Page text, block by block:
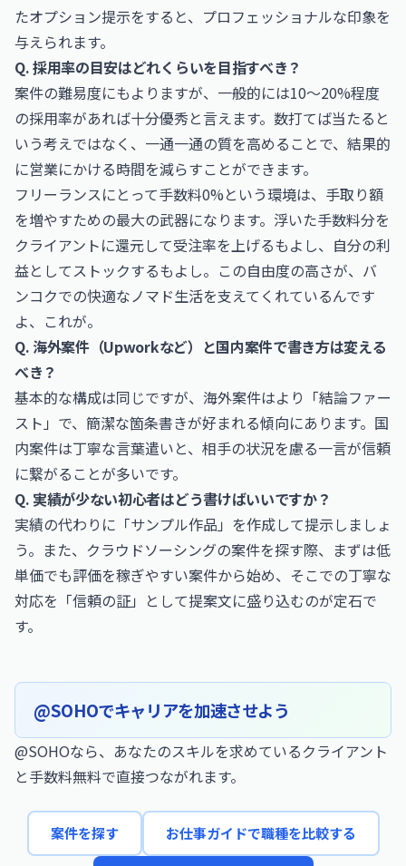
たオプション提示をすると、プロフェッショナルな印象を
与えられます。
Q. 採用率の目安はどれくらいを目指すべき？
案件の難易度にもよりますが、一般的には10〜20%程度
の採用率があれば十分優秀と言えます。数打てば当たると
いう考えではなく、一通一通の質を高めることで、結果的
に営業にかける時間を減らすことができます。
フリーランスにとって手数料0%という環境は、手取り額
を増やすための最大の武器になります。浮いた手数料分を
クライアントに還元して受注率を上げるもよし、自分の利
益としてストックするもよし。この自由度の高さが、バ
ンコクでの快適なノマド生活を支えてくれているんです
よ、これが。
Q. 海外案件（Upworkなど）と国内案件で書き方は変える
べき？
基本的な構成は同じですが、海外案件はより「結論ファー
スト」で、簡潔な箇条書きが好まれる傾向にあります。国
内案件は丁寧な言葉遣いと、相手の状況を慮る一言が信頼
に繋がることが多いです。
Q. 実績が少ない初心者はどう書けばいいですか？
実績の代わりに「サンプル作品」を作成して提示しましょ
う。また、 クラウドソーシングの案件を探す際、まずは低
単価でも評価を稼ぎやすい案件から始め、そこでの丁寧な
対応を「信頼の証」として提案文に盛り込むのが定石で
す。
@SOHOでキャリアを加速させよう
@SOHOなら、あなたのスキルを求めているクライアント
と手数料無料で直接つながれます。
案件を探す お仕事ガイドで職種を比較する